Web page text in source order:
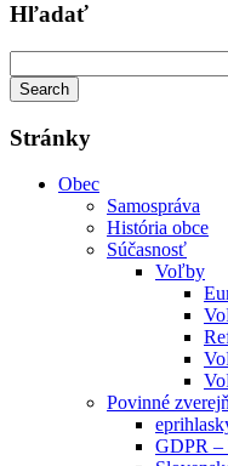
Hľadať
Stránky
Obec
Samospráva
História obce
Súčasnosť
Voľby
Povinné
GDPR –